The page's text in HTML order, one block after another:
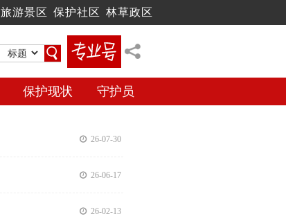
旅游景区 保护社区 林草政区
保护现状 守护员
| 26-07-30
| 26-06-17
| 26-02-13